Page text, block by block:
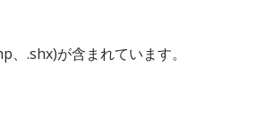
.shx)が含まれています。